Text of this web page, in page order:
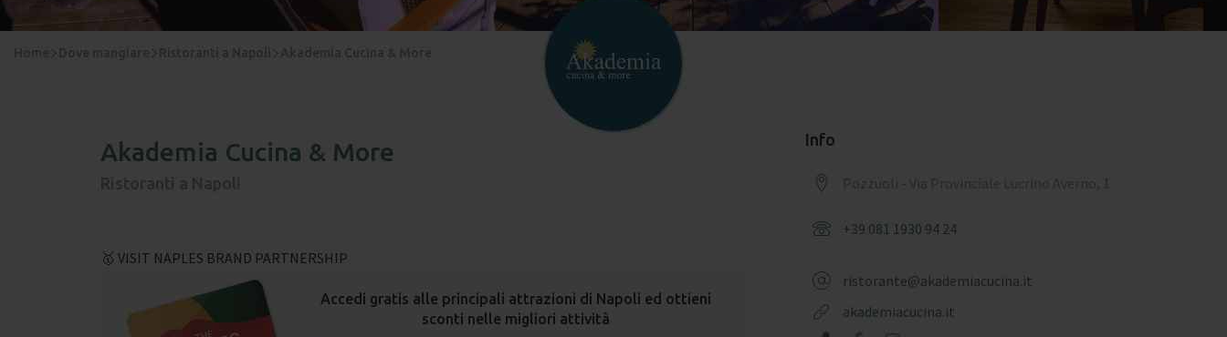
Akademia Cucina & More
🥇 VISIT NAPLES BRAND PARTNERSHIP
Accedi gratis alle principali attrazioni di Napoli ed ottieni
sconti nelle migliori attività
Info
+39 081 1930 94 24
ristorante@akademiacucina.it
akademiacucina.it